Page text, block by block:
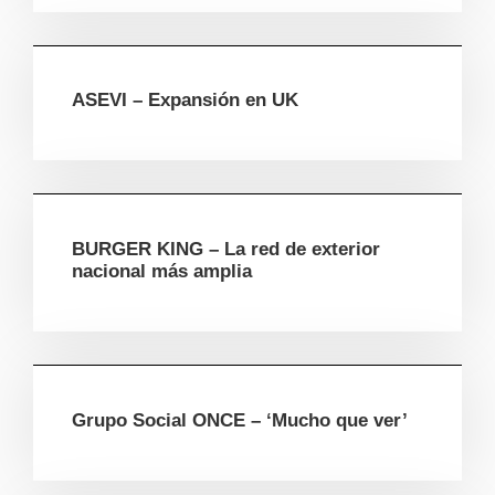
ASEVI – Expansión en UK
BURGER KING – La red de exterior
nacional más amplia
Grupo Social ONCE – ‘Mucho que ver’